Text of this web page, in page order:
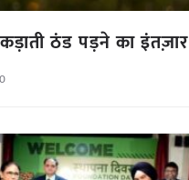
ठंड पड़ने का इंतज़ार